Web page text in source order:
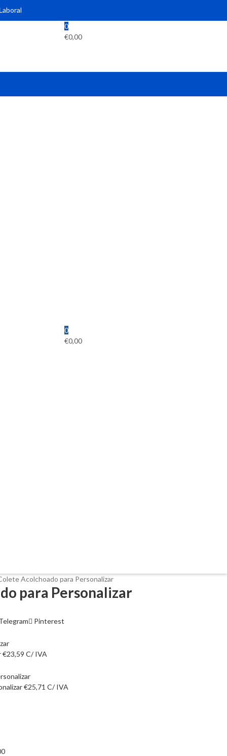
0
€0,00
0
€0,00
Acolchoado para Personalizar
para Personalizar
Pinterest
€23,59 C/ IVA
€25,71 C/ IVA